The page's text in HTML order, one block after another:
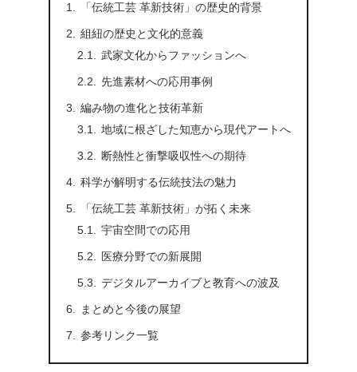
「伝統工芸 革新技術」の歴史的背景
組紐の歴史と文化的意義
武家文化からファッションへ
先進素材への応用事例
編み物の進化と技術革新
地域に根ざした知恵から現代アートへ
断熱性と衝撃吸収性への期待
科学が解明する伝統技法の魅力
「伝統工芸 革新技術」が拓く未来
宇宙空間での応用
医療分野での新展開
デジタルアーカイブと教育への波及
まとめと今後の展望
参考リンク一覧